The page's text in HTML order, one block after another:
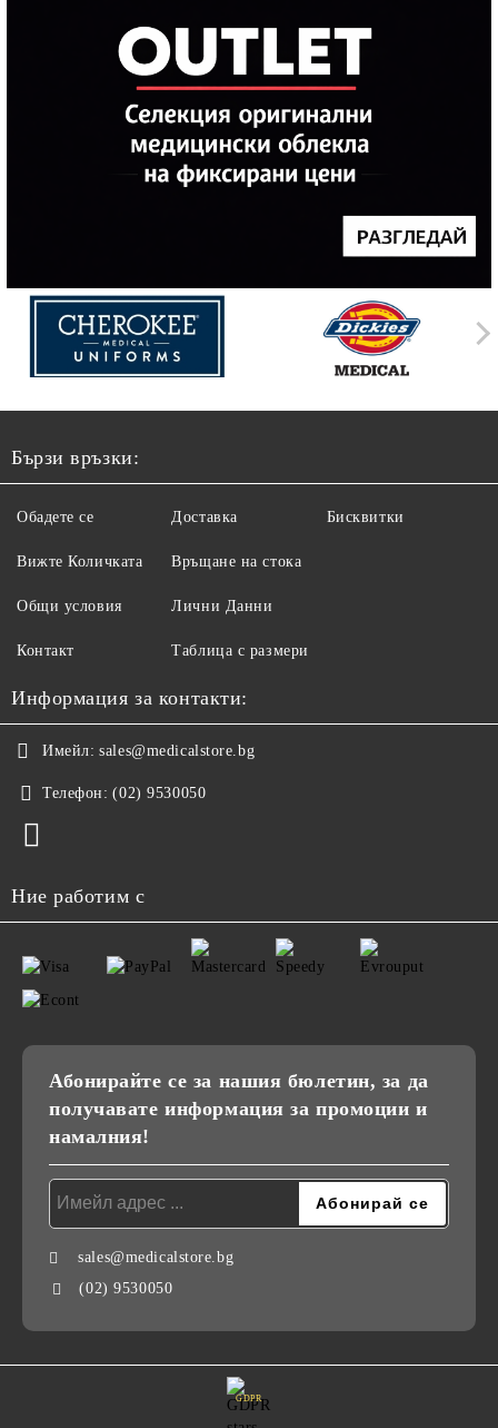
Бързи връзки:
Обадете се
Вижте Количката
Общи условия
Контакт
Доставка
Връщане на стока
Лични Данни
Таблица с размери
Бисквитки
Информация за контакти:
Имейл: sales@medicalstore.bg
Телефон: (02) 9530050
Ние работим с
Абонирайте се за нашия бюлетин, за да
получавате информация за промоции и
намалния!
sales@medicalstore.bg
(02) 9530050
GDPR